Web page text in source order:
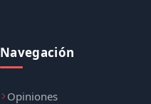
Navegación
Opiniones